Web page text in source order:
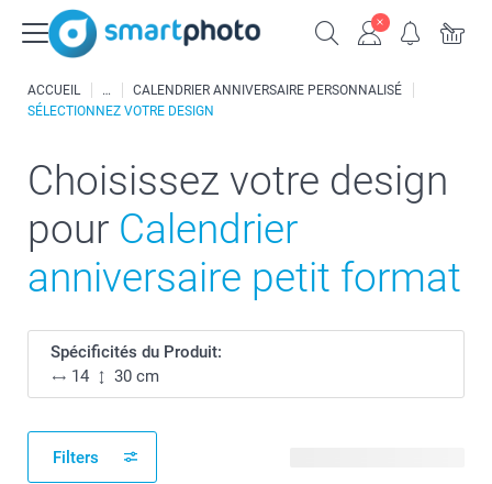
ACCUEIL
CALENDRIER ANNIVERSAIRE PERSONNALISÉ
SÉLECTIONNEZ VOTRE DESIGN
Choisissez votre design
pour Calendrier
anniversaire petit format
Spécificités du Produit:
14
30 cm
Filters